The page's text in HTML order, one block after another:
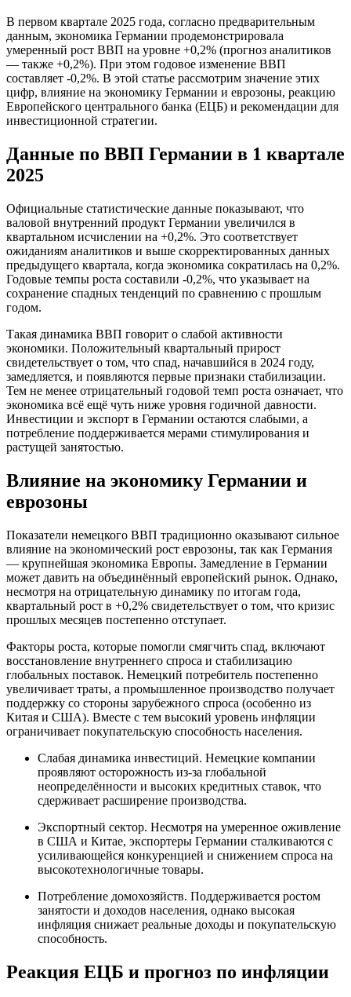
В первом квартале 2025 года, согласно предварительным
данным, экономика Германии продемонстрировала
умеренный рост ВВП на уровне +0,2% (прогноз аналитиков
— также +0,2%). При этом годовое изменение ВВП
составляет -0,2%. В этой статье рассмотрим значение этих
цифр, влияние на экономику Германии и еврозоны, реакцию
Европейского центрального банка (ЕЦБ) и рекомендации для
инвестиционной стратегии.
Данные по ВВП Германии в 1 квартале
2025
Официальные статистические данные показывают, что
валовой внутренний продукт Германии увеличился в
квартальном исчислении на +0,2%. Это соответствует
ожиданиям аналитиков и выше скорректированных данных
предыдущего квартала, когда экономика сократилась на 0,2%.
Годовые темпы роста составили -0,2%, что указывает на
сохранение спадных тенденций по сравнению с прошлым
годом.
Такая динамика ВВП говорит о слабой активности
экономики. Положительный квартальный прирост
свидетельствует о том, что спад, начавшийся в 2024 году,
замедляется, и появляются первые признаки стабилизации.
Тем не менее отрицательный годовой темп роста означает, что
экономика всё ещё чуть ниже уровня годичной давности.
Инвестиции и экспорт в Германии остаются слабыми, а
потребление поддерживается мерами стимулирования и
растущей занятостью.
Влияние на экономику Германии и
еврозоны
Показатели немецкого ВВП традиционно оказывают сильное
влияние на экономический рост еврозоны, так как Германия
— крупнейшая экономика Европы. Замедление в Германии
может давить на объединённый европейский рынок. Однако,
несмотря на отрицательную динамику по итогам года,
квартальный рост в +0,2% свидетельствует о том, что кризис
прошлых месяцев постепенно отступает.
Факторы роста, которые помогли смягчить спад, включают
восстановление внутреннего спроса и стабилизацию
глобальных поставок. Немецкий потребитель постепенно
увеличивает траты, а промышленное производство получает
поддержку со стороны зарубежного спроса (особенно из
Китая и США). Вместе с тем высокий уровень инфляции
ограничивает покупательскую способность населения.
Слабая динамика инвестиций. Немецкие компании
проявляют осторожность из-за глобальной
неопределённости и высоких кредитных ставок, что
сдерживает расширение производства.
Экспортный сектор. Несмотря на умеренное оживление
в США и Китае, экспортеры Германии сталкиваются с
усиливающейся конкуренцией и снижением спроса на
высокотехнологичные товары.
Потребление домохозяйств. Поддерживается ростом
занятости и доходов населения, однако высокая
инфляция снижает реальные доходы и покупательскую
способность.
Реакция ЕЦБ и прогноз по инфляции